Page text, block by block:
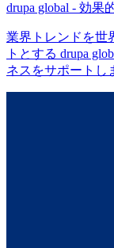
drupa global - 効果
業界トレンドを世
トとする drupa
ネスをサポート